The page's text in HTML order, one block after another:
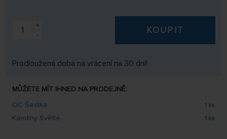
+
-
KOUPIT
Prodloužená doba na vrácení na 30 dní!
MŮŽETE MÍT IHNED NA PRODEJNĚ:
OC Šestka
1 ks
Karolíny Světlé 1 ks